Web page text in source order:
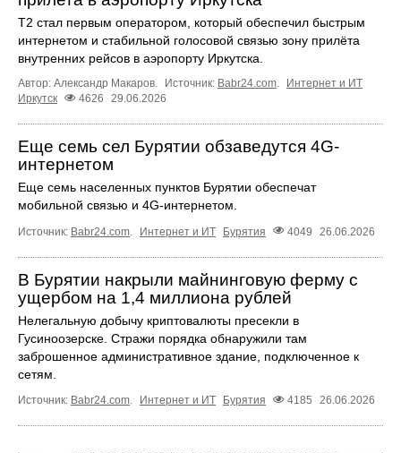
T2 стал первым оператором, который обеспечил быстрым
интернетом и стабильной голосовой связью зону прилёта
внутренних рейсов в аэропорту Иркутска.
Автор: Александр Макаров. Источник: Babr24.com.
Интернет и ИТ
Иркутск
4626 29.06.2026
Еще семь сел Бурятии обзаведутся 4G-
интернетом
Еще семь населенных пунктов Бурятии обеспечат
мобильной связью и 4G-интернетом.
Источник: Babr24.com Интернет и ИТ Бурятия 4049 26.06.2026
В Бурятии накрыли майнинговую ферму с
ущербом на 1,4 миллиона рублей
Нелегальную добычу криптовалюты пресекли в
Гусиноозерске. Стражи порядка обнаружили там
заброшенное административное здание, подключенное к
сетям.
Источник: Babr24.com Интернет и ИТ Бурятия 4185 26.06.2026